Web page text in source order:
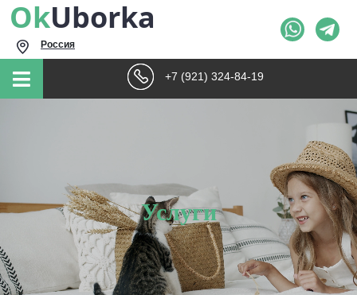
OkUborka
Россия
+7 (921) 324-84-19
Услуги